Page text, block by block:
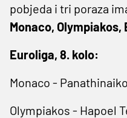
pobjeda i tri poraza
Monaco, Olympiakos,
Euroliga, 8. kolo:
Monaco -
Olympiakos - Hapoel